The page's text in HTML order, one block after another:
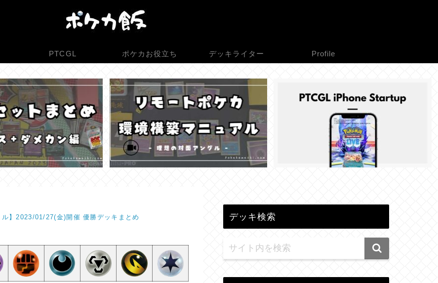
PTCGL ポケカお役立ち デッキライター Profile
ル】2023/01/27(金)開催 優勝デッキまとめ デッキ検索